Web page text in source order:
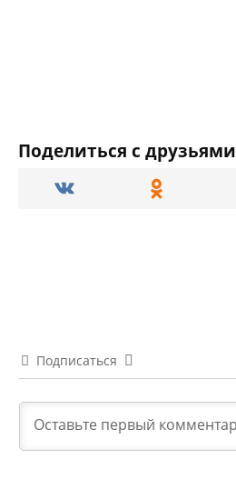
Поделиться с друзьями
Подписаться